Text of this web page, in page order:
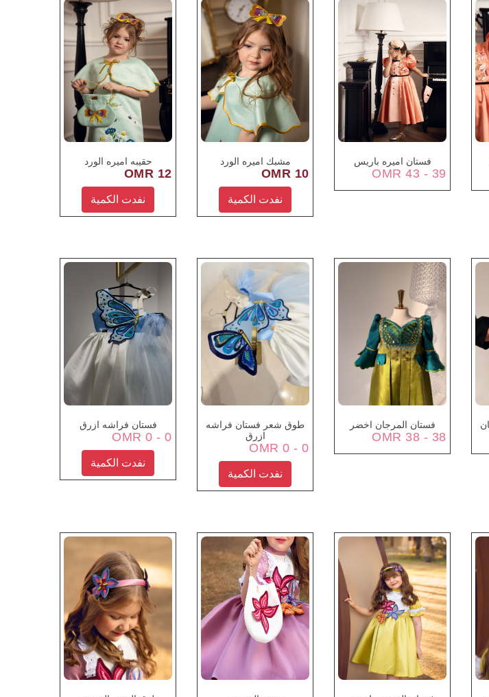
فستان اميره باريس
39 - 43 OMR
مشبك اميره الورد
10 OMR
نفدت الكمية
حقيبه اميره الورد
12 OMR
نفدت الكمية
فستان المرجان اخضر
38 - 38 OMR
طوق شعر فستان فراشه
ازرق
0 - 0 OMR
نفدت الكمية
فستان فراشه ازرق
0 - 0 OMR
نفدت الكمية